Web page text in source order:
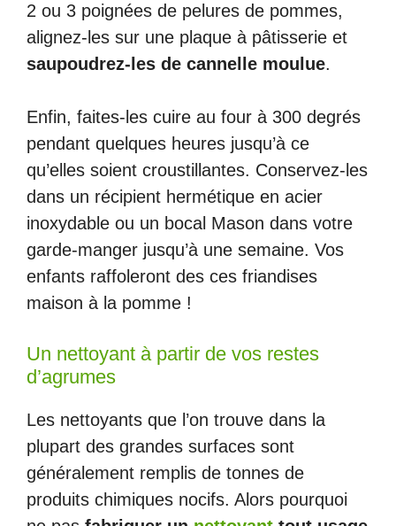
2 ou 3 poignées de pelures de pommes,
alignez-les sur une plaque à pâtisserie et
saupoudrez-les de cannelle moulue.
Enfin, faites-les cuire au four à 300 degrés
pendant quelques heures jusqu’à ce
qu’elles soient croustillantes. Conservez-les
dans un récipient hermétique en acier
inoxydable ou un bocal Mason dans votre
garde-manger jusqu’à une semaine. Vos
enfants raffoleront des ces friandises
maison à la pomme !
Un nettoyant à partir de vos restes
d’agrumes
Les nettoyants que l’on trouve dans la
plupart des grandes surfaces sont
généralement remplis de tonnes de
produits chimiques nocifs. Alors pourquoi